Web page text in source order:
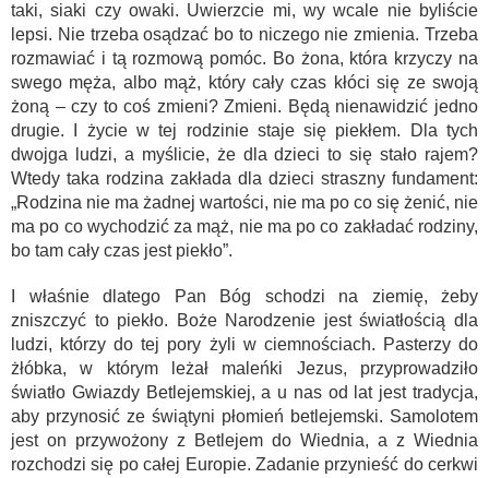
taki, siaki czy owaki. Uwierzcie mi, wy wcale nie byliście
lepsi. Nie trzeba osądzać bo to niczego nie zmienia. Trzeba
rozmawiać i tą rozmową pomóc. Bo żona, która krzyczy na
swego męża, albo mąż, który cały czas kłóci się ze swoją
żoną – czy to coś zmieni? Zmieni. Będą nienawidzić jedno
drugie. I życie w tej rodzinie staje się piekłem. Dla tych
dwojga ludzi, a myślicie, że dla dzieci to się stało rajem?
Wtedy taka rodzina zakłada dla dzieci straszny fundament:
„Rodzina nie ma żadnej wartości, nie ma po co się żenić, nie
ma po co wychodzić za mąż, nie ma po co zakładać rodziny,
bo tam cały czas jest piekło”.
I właśnie dlatego Pan Bóg schodzi na ziemię, żeby
zniszczyć to piekło. Boże Narodzenie jest światłością dla
ludzi, którzy do tej pory żyli w ciemnościach. Pasterzy do
żłóbka, w którym leżał maleńki Jezus, przyprowadziło
światło Gwiazdy Betlejemskiej, a u nas od lat jest tradycja,
aby przynosić ze świątyni płomień betlejemski. Samolotem
jest on przywożony z Betlejem do Wiednia, a z Wiednia
rozchodzi się po całej Europie. Zadanie przynieść do cerkwi